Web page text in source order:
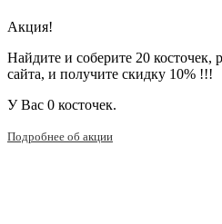
Акция!
Найдите и соберите 20 косточек,
сайта, и получите скидку 10% !!!
У Вас 0 косточек.
Подробнее об акции